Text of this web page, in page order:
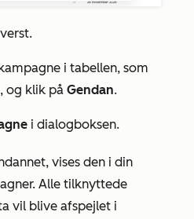
i tabellen, som
og klik på Gendan.
i dialogboksen.
vises den i din
Alle tilknyttede
vil blive afspejlet i